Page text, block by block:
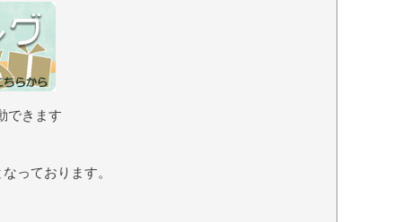
できます
っております。